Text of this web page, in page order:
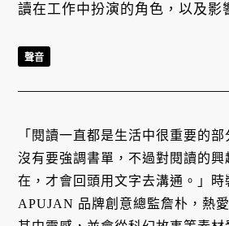
讀在工作中扮演的角色，以及影
「閱讀一直都是生活中很重要的
沒有要強調書單，不過對閱讀的興
在，才會回頭用文字去溝通。」時
APUJAN 品牌創意總監詹朴，熱
聲音